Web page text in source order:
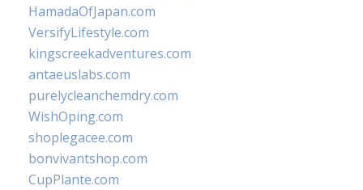
HamadaOfJapan.com
VersifyLifestyle.com
kingscreekadventures.com
antaeuslabs.com
purelycleanchemdry.com
WishOping.com
shoplegacee.com
bonvivantshop.com
CupPlante.com